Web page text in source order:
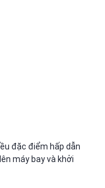
đặc điểm hấp dẫn
lên máy bay và khởi